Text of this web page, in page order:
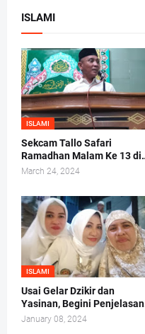
ISLAMI
ISLAMI
Sekcam Tallo Safari
Ramadhan Malam Ke 13 di
Mesjid Darul Ma'arif,
March 24, 2024
ISLAMI
Usai Gelar Dzikir dan
Yasinan, Begini Penjelasan
Andi Irma Mappanyukki
January 08, 2024